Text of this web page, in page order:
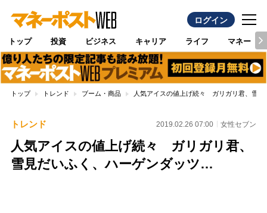
ログイン
トップ 投資 ビジネス キャリア ライフ マネー
トップ トレンド ブーム・商品 人気アイスの値上げ続々 ガリガリ君、雪
トレンド 2019.02.26 07:00 女性セブン
人気アイスの値上げ続々 ガリガリ君、
雪見だいふく、ハーゲンダッツ…